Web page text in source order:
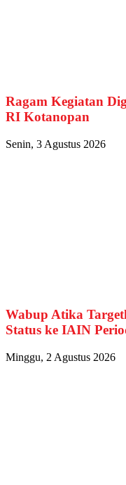
Ragam Kegiatan
RI Kotanopan
Senin, 3 Agustus 2026
Wabup Atika
Status ke IAIN
Minggu, 2 Agustus 2026